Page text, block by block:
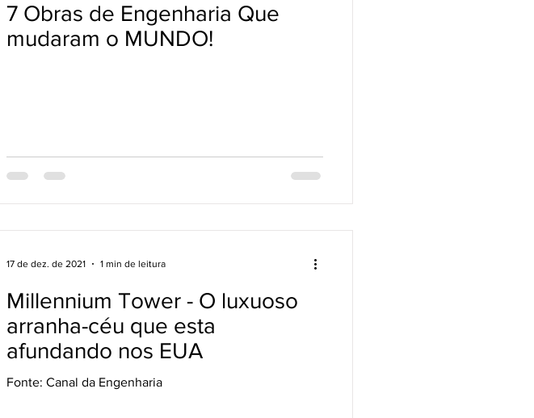
7 Obras de Engenharia Que
mudaram o MUNDO!
Millennium Tower - O luxuoso
arranha-céu que esta
afundando nos EUA
Fonte: Canal da Engenharia
17 de dez. de 2021 1 min de leitura